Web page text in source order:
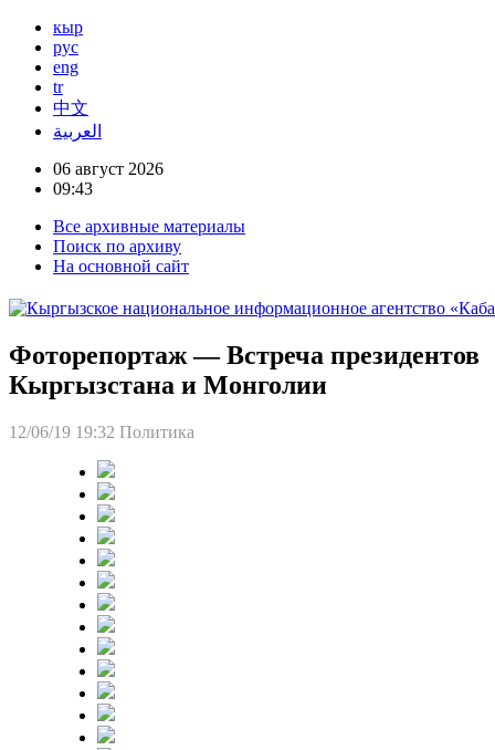
кыр
рус
eng
tr
中文
العربية
06 август 2026
09:43
Все архивные материалы
Поиск по архиву
На основной сайт
Фоторепортаж — Встреча президентов
Кыргызстана и Монголии
12/06/19 19:32 Политика